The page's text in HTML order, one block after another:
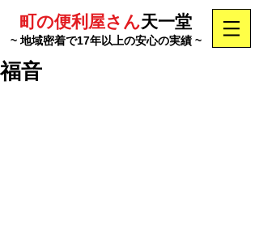
町の便利屋さん天一堂
~ 地域密着で17年以上の安心の実績 ~
福音